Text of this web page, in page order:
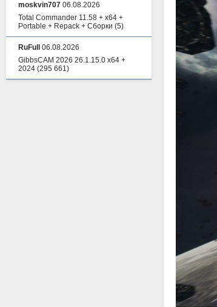
moskvin707 06.08.2026
Total Commander 11.58 + x64 +
Portable + Repack + Сборки (5)
RuFull
06.08.2026
GibbsCAM 2026 26.1.15.0 x64 +
2024 (295 661)